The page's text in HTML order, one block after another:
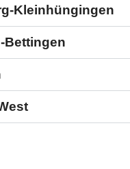
Kleinhüngingen
Bettingen